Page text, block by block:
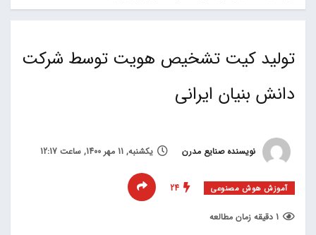
تولید کیت تشخیص هویت توسط شرکت
دانش بنیان ایرانی
نویسنده صنایع مدرن یکشنبه, 11 مهر 1400, ساعت 12:17
آموزش هوش مصنوعی 24
1 دقیقه زمان مطالعه